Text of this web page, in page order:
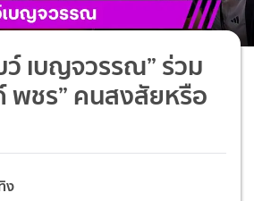
ว์ เบญจวรรณ” ร่วม
พชร” คนสงสัยหรือ
ง